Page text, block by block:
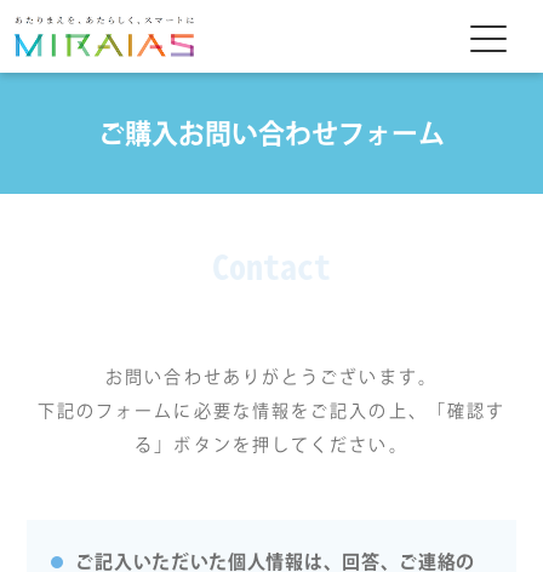
ご購入お問い合わせフォーム
お問い合わせありがとうございます。
下記のフォームに必要な情報をご記入の上、「確認す
る」ボタンを押してください。
ご記入いただいた個人情報は、回答、ご連絡の